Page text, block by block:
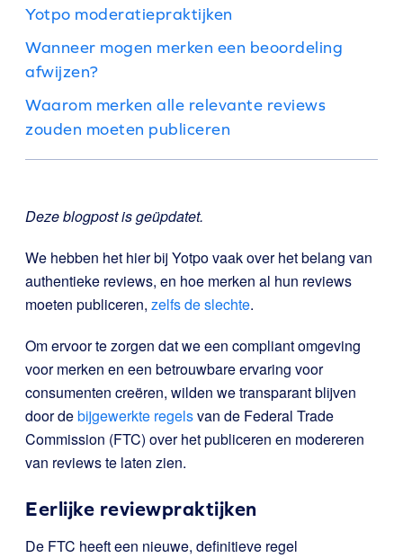
Yotpo moderatiepraktijken
Wanneer mogen merken een beoordeling
afwijzen?
Waarom merken alle relevante reviews
zouden moeten publiceren
Deze blogpost is geüpdatet.
We hebben het hier bij Yotpo vaak over het belang van
authentieke reviews, en hoe merken al hun reviews
moeten publiceren, zelfs de slechte.
Om ervoor te zorgen dat we een compliant omgeving
voor merken en een betrouwbare ervaring voor
consumenten creëren, wilden we transparant blijven
door debijgewerkte regelsvan de Federal Trade
Commission (FTC) over het publiceren en modereren
van reviews te laten zien.
Eerlijke reviewpraktijken
De FTC heeft een nieuwe, definitieve regel